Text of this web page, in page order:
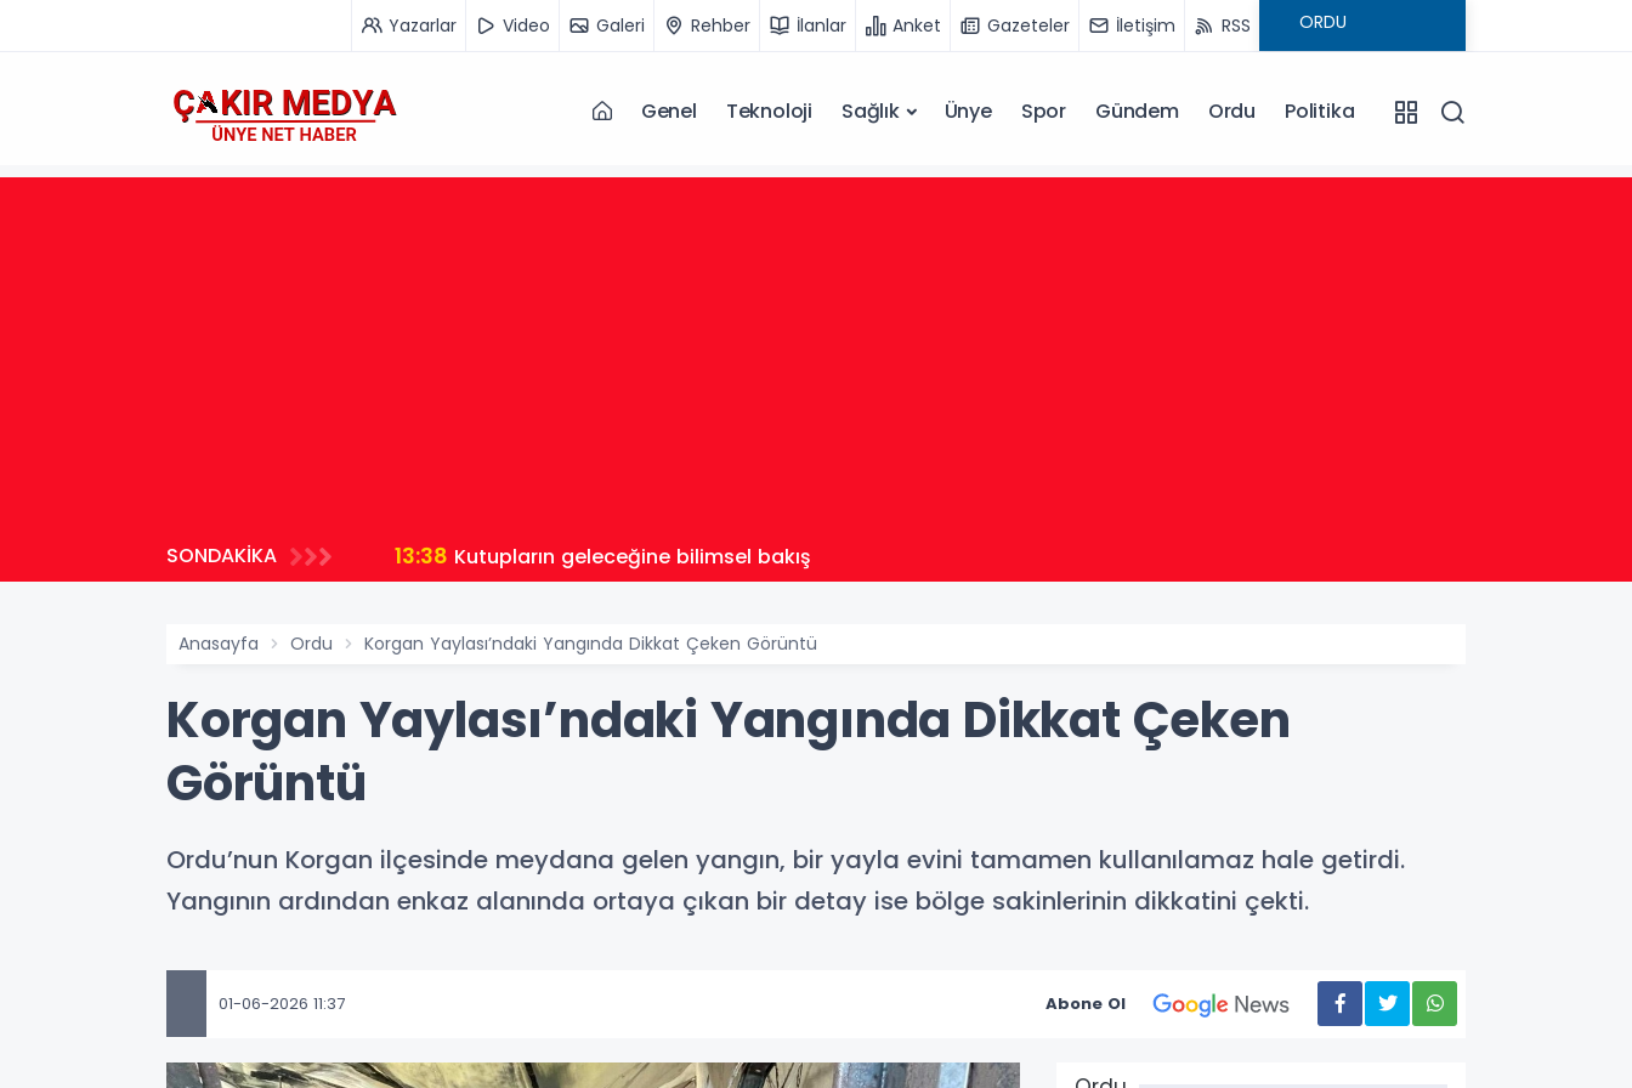
Yazarlar Video Galeri Rehber İlanlar Anket Gazeteler İletişim RSS
Genel Teknoloji Sağlık Ünye Spor Gündem Ordu Politika
SONDAKİKA 13:38 Kutupların geleceğine bilimsel bakış
Anasayfa Ordu Korgan Yaylası’ndaki Yangında Dikkat Çeken Görüntü
Korgan Yaylası’ndaki Yangında Dikkat Çeken
Görüntü
Ordu’nun Korgan ilçesinde meydana gelen yangın, bir yayla evini tamamen kullanılamaz hale getirdi.
Yangının ardından enkaz alanında ortaya çıkan bir detay ise bölge sakinlerinin dikkatini çekti.
01-06-2026 11:37 Abone Ol